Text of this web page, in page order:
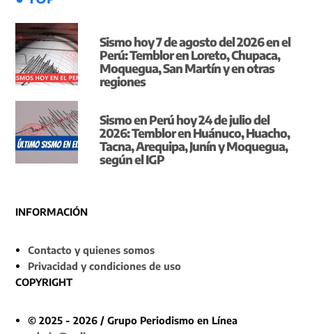
Sismo hoy 7 de agosto del 2026 en el
Perú: Temblor en Loreto, Chupaca,
Moquegua, San Martín y en otras
regiones
Sismo en Perú hoy 24 de julio del
2026: Temblor en Huánuco, Huacho,
Tacna, Arequipa, Junín y Moquegua,
según el IGP
INFORMACIÓN
Contacto y quienes somos
Privacidad y condiciones de uso
COPYRIGHT
© 2025 - 2026 / Grupo Periodismo en Línea